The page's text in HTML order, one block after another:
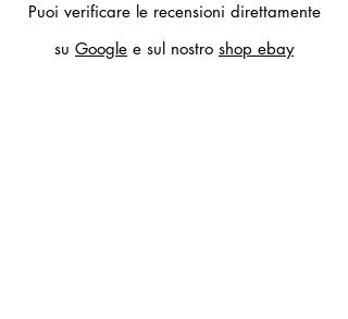
Puoi verificare le recensioni direttamente
su Google e sul nostro shop ebay